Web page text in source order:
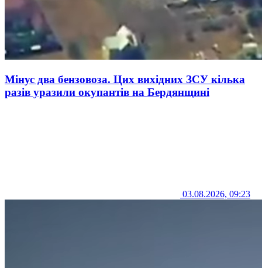
Мінус два бензовоза. Цих вихідних ЗСУ кілька
разів уразили окупантів на Бердянщині
03.08.2026, 09:23